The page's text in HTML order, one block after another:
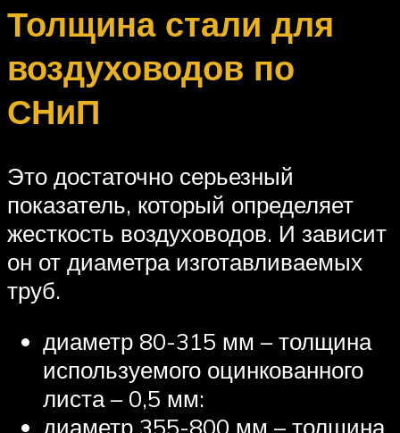
Толщина стали для
воздуховодов по
СНиП
Это достаточно серьезный
показатель, который определяет
жесткость воздуховодов. И зависит
он от диаметра изготавливаемых
труб.
диаметр 80-315 мм – толщина
используемого оцинкованного
листа – 0,5 мм:
диаметр 355-800 мм – толщина